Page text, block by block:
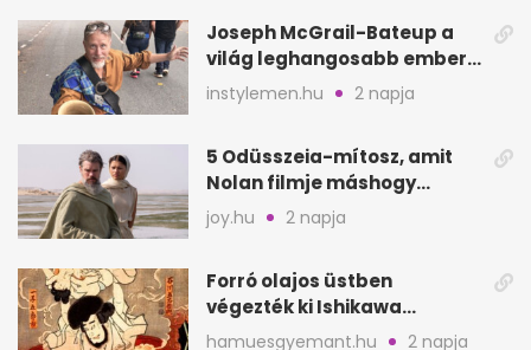
Joseph McGrail-Bateup a
világ leghangosabb embere
lett Ausztráliából
instylemen.hu 2 napja
5 Odüsszeia-mítosz, amit
Nolan filmje máshogy
mutat, mint Homérosz
joy.hu 2 napja
Forró olajos üstben
végezték ki Ishikawa
Goemont, Japán Robin
hamuesgyemant.hu 2 napja